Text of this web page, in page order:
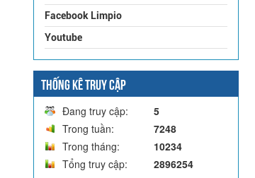
Facebook Limpio
Youtube
THỐNG KÊ TRUY CẬP
Đang truy cập:
5
Trong tuần:
7248
Trong tháng:
10234
Tổng truy cập:
2896254